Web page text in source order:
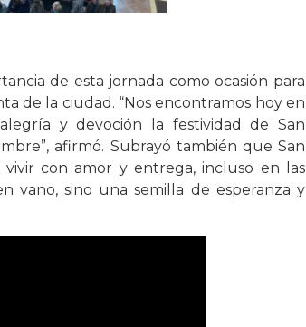
de esta jornada como ocasión para
de la ciudad. “Nos encontramos hoy en
y devoción la festividad de San
afirmó. Subrayó también que San
con amor y entrega, incluso en las
vano, sino una semilla de esperanza y